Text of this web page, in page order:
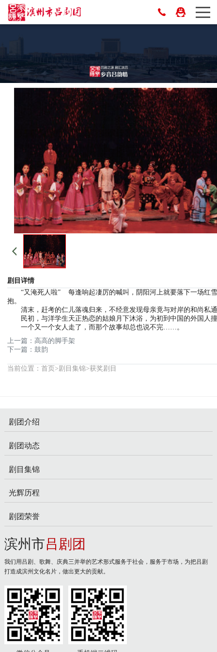
剧目详情
“又淹死人啦” 每逢响起凄厉的喊叫，阴阳河上就要落下一场红
抱。
清末，赶考的仁儿落魂归来，不经意发现母亲竟与对岸的和尚私
民初，与洋学生天正热恋的姑娘月下沐浴，为初到中国的外国
一个又一个女人走了，而那个故事却总也说不完……。
上一篇： 高高的脚手架
下一篇： 鼓韵
当前位置： 首页 >剧目集锦>获奖剧目
剧团介绍
剧团动态
剧目集锦
光辉历程
剧团荣誉
滨州市吕剧团
我们用吕剧、歌舞、庆典三并举的艺术形式服务于社会，服务于市场，为把吕剧
打造成滨州文化名片，做出更大的贡献。